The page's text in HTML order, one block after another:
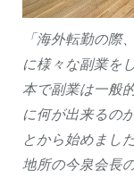
「海外転勤の際
に様々な副業を
本で副業は一般
に何が出来るの
とから始めまし
地所の今泉会長